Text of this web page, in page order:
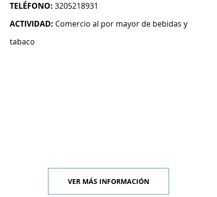
TELÉFONO: 3205218931
ACTIVIDAD: Comercio al por mayor de bebidas y
tabaco
VER MÁS INFORMACIÓN